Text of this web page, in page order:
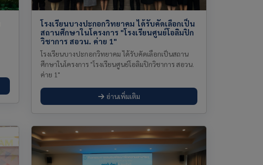
โรงเรียนบางปะกอกวิทยาคม ได้รับคัดเลือกเป็น
สถานศึกษาในโครงการ "โรงเรียนศูนย์โอลิมปิก
วิชาการ สอวน. ค่าย 1"
โรงเรียนบางปะกอกวิทยาคม ได้รับคัดเลือกเป็นสถาน
ศึกษาในโครงการ "โรงเรียนศูนย์โอลิมปิกวิชาการ สอวน.
ค่าย 1"
อ่านเพิ่มเติม